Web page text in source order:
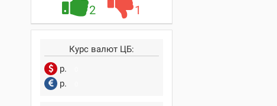
2 1
Курс валют ЦБ:
р.
р.